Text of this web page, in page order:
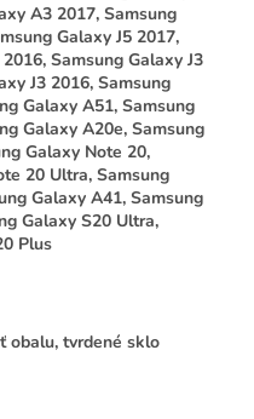
A3 2017, Samsung
Galaxy J5 2017,
Samsung Galaxy J3
J3 2016, Samsung
Galaxy A51, Samsung
Galaxy A20e, Samsung
Galaxy Note 20,
20 Ultra, Samsung
Galaxy A41, Samsung
Galaxy S20 Ultra,
Plus
obalu, tvrdené sklo